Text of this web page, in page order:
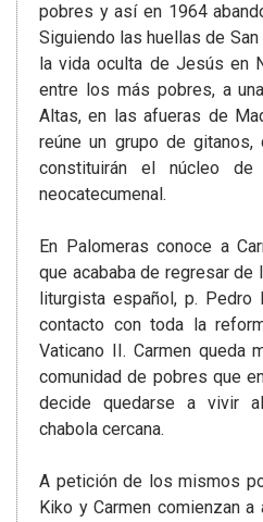
pobres y así en 1964
Siguiendo las huellas de
la vida oculta de Jesús en
entre los más pobres, a
Altas, en las afueras de
reúne un grupo de
constituirán el núcleo de
neocatecumenal.
En Palomeras conoce a
que acababa de regresar de
liturgista español, p. Pedro
contacto con toda la
Vaticano II. Carmen queda
comunidad de pobres que
decide quedarse a vivir
chabola cercana.
A petición de los mismos
Kiko y Carmen comienzan